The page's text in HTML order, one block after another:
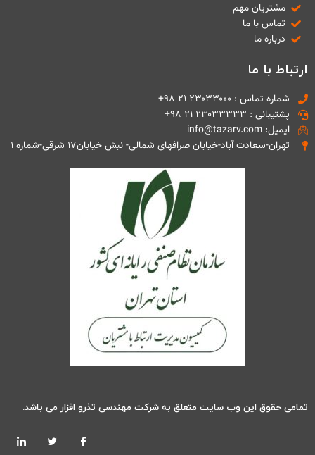
مشتریان مهم
تماس با ما
درباره ما
ارتباط با ما
شماره تماس : ۲۳۰۳۳۰۰۰ ۲۱ ۹۸+
پشتیبانی : ۲۳۰۳۳۳۳۳ ۲۱ ۹۸+
ایمیل: info@tazarv.com
تهران-سعادت آباد-خیابان صرافهای شمالی- نبش خیابان۱۷ شرقی-شماره ۱
تمامی حقوق این وب سایت متعلق به شرکت مهندسی تذرو افزار می باشد.